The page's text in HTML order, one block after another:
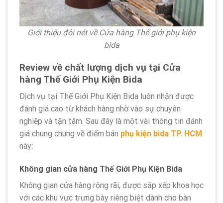
Giới thiệu đôi nét về Cửa hàng Thế giới phụ kiện
bida
Review về chất lượng dịch vụ tại Cửa
hàng Thế Giới Phụ Kiện Bida
Dịch vụ tại Thế Giới Phụ Kiện Bida luôn nhận được
đánh giá cao từ khách hàng nhờ vào sự chuyên
nghiệp và tận tâm. Sau đây là một vài thông tin đánh
giá chung chung về điểm bán phụ kiện bida TP. HCM
này:
Không gian cửa hàng Thế Giới Phụ Kiện Bida
Không gian cửa hàng rộng rãi, được sắp xếp khoa học
với các khu vực trưng bày riêng biệt dành cho bàn